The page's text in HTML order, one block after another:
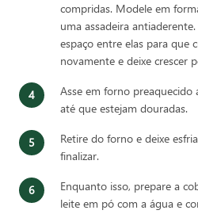
compridas. Modele em
uma assadeira
espaço entre elas para que
novamente e deixe crescer
Asse em forno preaquecido
até que estejam douradas.
Retire do forno e deixe
finalizar.
Enquanto isso, prepare a
leite em pó com a água e